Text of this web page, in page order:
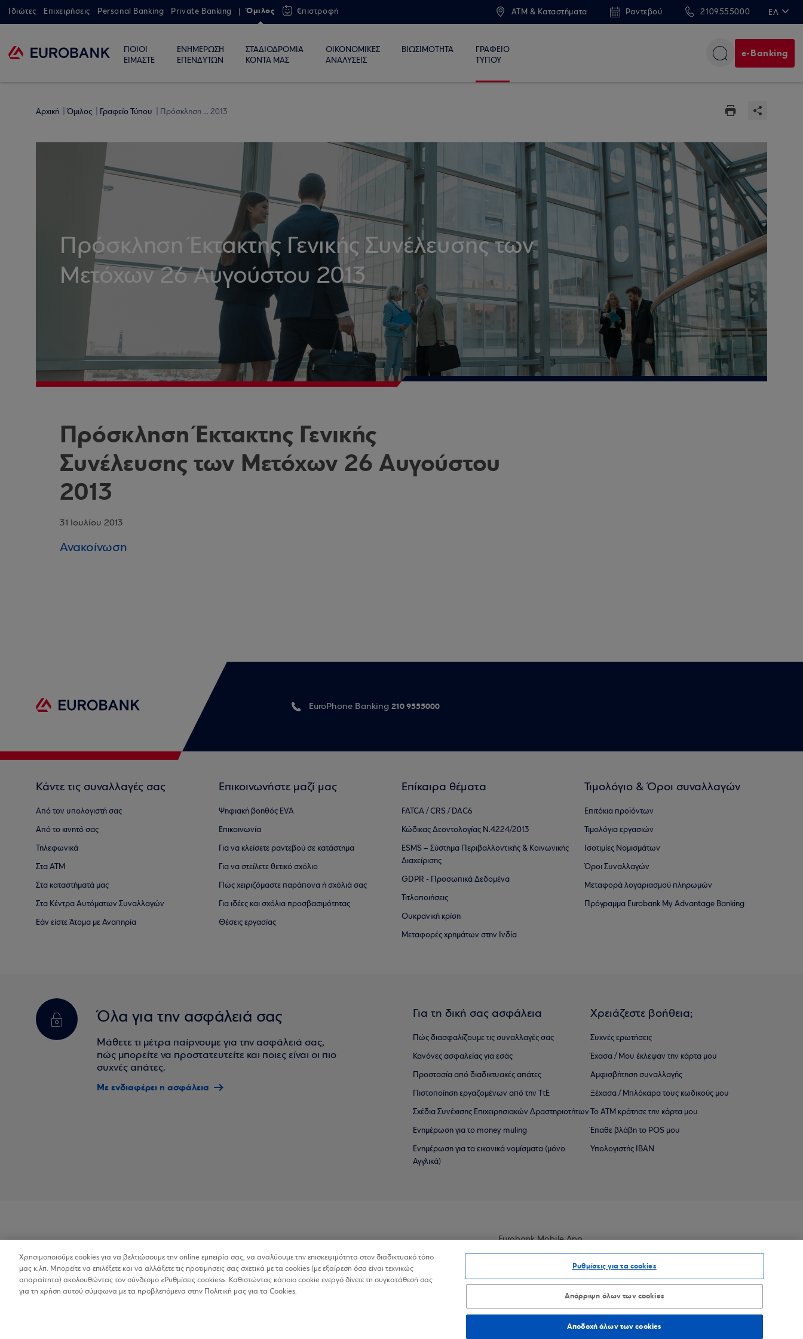
Ιδιώτες Επιχειρήσεις Personal Banking Private Banking Όμιλος €πιστροφή ATM & Καταστήματα Ραντεβού 2109555000 ΕΛ
ΠΟΙΟΙ
ΕΙΜΑΣΤΕ
ΕΝΗΜΕΡΩΣΗ
ΕΠΕΝΔΥΤΩΝ
ΣΤΑΔΙΟΔΡΟΜΙΑ
ΚΟΝΤΑ ΜΑΣ
ΟΙΚΟΝΟΜΙΚΕΣ
ΑΝΑΛΥΣΕΙΣ
ΒΙΩΣΙΜΟΤΗΤΑ
ΓΡΑΦΕΙΟ
ΤΥΠΟΥ
e-Banking
Αρχική Όμιλος Γραφείο Τύπου Πρόσκληση ... 2013
Πρόσκληση Έκτακτης Γενικής Συνέλευσης των
Μετόχων 26 Αυγούστου 2013
Πρόσκληση Έκτακτης Γενικής
Συνέλευσης των Μετόχων 26 Αυγούστου
2013
31 Ιουλίου 2013
Ανακοίνωση
EuroPhone Banking 210 9555000
Κάντε τις συναλλαγές σας
Από τον υπολογιστή σας
Από το κινητό σας
Τηλεφωνικά
Στα ΑΤΜ
Στα καταστήματά μας
Στα Κέντρα Αυτόματων Συναλλαγών
Εάν είστε Άτομα με Αναπηρία
Επικοινωνήστε μαζί μας
Ψηφιακή βοηθός EVA
Επικοινωνία
Για να κλείσετε ραντεβού σε κατάστημα
Για να στείλετε θετικό σχόλιο
Πώς χειριζόμαστε παράπονα ή σχόλιά σας
Για ιδέες και σχόλια προσβασιμότητας
Θέσεις εργασίας
Επίκαιρα θέματα
FATCA / CRS / DAC6
Κώδικας Δεοντολογίας Ν.4224/2013
ESMS – Σύστημα Περιβαλλοντικής & Κοινωνικής
Διαχείρισης
GDPR - Προσωπικά Δεδομένα
Τιτλοποιήσεις
Ουκρανική κρίση
Μεταφορές χρημάτων στην Ινδία
Τιμολόγιο & Όροι συναλλαγών
Επιτόκια προϊόντων
Τιμολόγια εργασιών
Ισοτιμίες Νομισμάτων
Όροι Συναλλαγών
Μεταφορά λογαριασμού πληρωμών
Πρόγραμμα Eurobank My Advantage Banking
Όλα για την ασφάλειά σας
Μάθετε τι μέτρα παίρνουμε για την ασφάλειά σας,
πώς μπορείτε να προστατευτείτε και ποιες είναι οι πιο
συχνές απάτες.
Με ενδιαφέρει η ασφάλεια
Για τη δική σας ασφάλεια
Πώς διασφαλίζουμε τις συναλλαγές σας
Κανόνες ασφαλείας για εσάς
Προστασία από διαδικτυακές απάτες
Πιστοποίηση εργαζομένων από την ΤτΕ
Σχέδια Συνέχισης Επιχειρησιακών ∆ραστηριοτήτων
Ενημέρωση για το money muling
Ενημέρωση για τα εικονικά νομίσματα (μόνο
Αγγλικά)
Χρειάζεστε βοήθεια;
Συχνές ερωτήσεις
Έχασα / Μου έκλεψαν την κάρτα μου
Αμφισβήτηση συναλλαγής
Ξέχασα / Μπλόκαρα τους κωδικούς μου
Το ΑΤΜ κράτησε την κάρτα μου
Έπαθε βλάβη το POS μου
Υπολογιστής IBAN
Προσβασιμότητα
Eurobank Mobile App
Πολιτική Cookies
Χρησιμοποιούμε cookies για να βελτιώσουμε την online εμπειρία σας, να αναλύουμε την επισκεψιμότητα στον διαδικτυακό τόπο
μας κ.λπ. Μπορείτε να επιλέξετε και να αλλάξετε τις προτιμήσεις σας σχετικά με τα cookies (με εξαίρεση όσα είναι τεχνικώς
απαραίτητα) ακολουθώντας τον σύνδεσμο «Ρυθμίσεις cookies». Καθιστώντας κάποιο cookie ενεργό δίνετε τη συγκατάθεσή σας
για τη χρήση αυτού σύμφωνα με τα προβλεπόμενα στην Πολιτική μας για τα Cookies.
Ρυθμίσεις για τα cookies
Απόρριψη όλων των cookies
Αποδοχή όλων των cookies